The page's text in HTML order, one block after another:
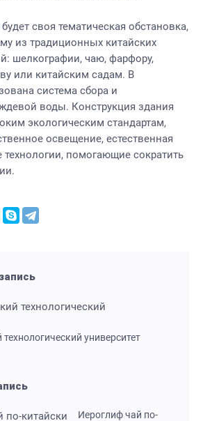
своя тематическая обстановка,
из традиционных китайских
шелкографии, чаю, фарфору,
или китайским садам. В
система сбора и
воды. Конструкция здания
экологическим стандартам,
освещение, естественная
технологии, помогающие сократить
университет
Иероглиф чай по-